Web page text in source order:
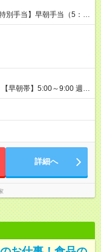
と同じです。 試用期間
、切り上げで一ヶ月と
15時間(研修中も同時給）
早朝帯】5:00～9:00 週2
ご相談ください。
詳細へ